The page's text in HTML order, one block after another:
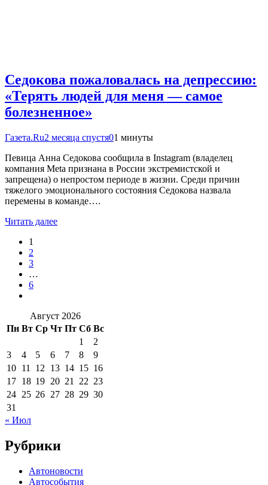
Седокова пожаловалась на депрессию:
«Терять людей для меня — самое
болезненное»
Газета.Ru2 месяца спустя01 минуты
Певица Анна Седокова сообщила в Instagram (владелец
компания Meta признана в России экстремистской и
запрещена) о непростом периоде в жизни. Среди причин
тяжелого эмоционального состояния Седокова назвала
перемены в команде….
Читать далее
1
2
3
…
6
Август 2026
Пн Вт Ср Чт Пт Сб Вс
1
2
3
4 5 6 7 8
9
10 11 12 13 14 15 16
17 18 19 20 21 22 23
24 25 26 27 28 29 30
31
« Июл
Рубрики
Автоновости
Автособытия